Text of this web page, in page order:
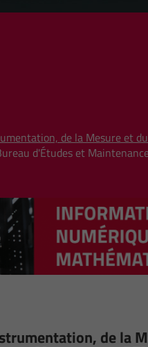
de la Mesure et
d'Études et
de la